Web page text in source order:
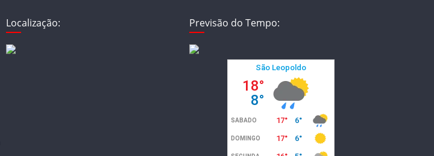
Localização: Previsão do Tempo: